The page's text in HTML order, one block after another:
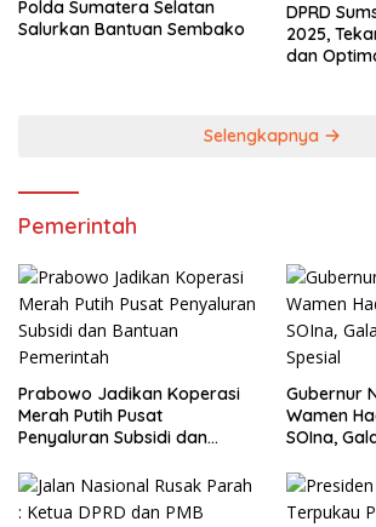
Polda Sumatera Selatan
Salurkan Bantuan Sembako
DPRD
2025,
dan
Selengkapnya
Pemerintah
Prabowo Jadikan Koperasi
Merah Putih Pusat
Penyaluran Subsidi dan
Gubernur
Wamen
SOIna,